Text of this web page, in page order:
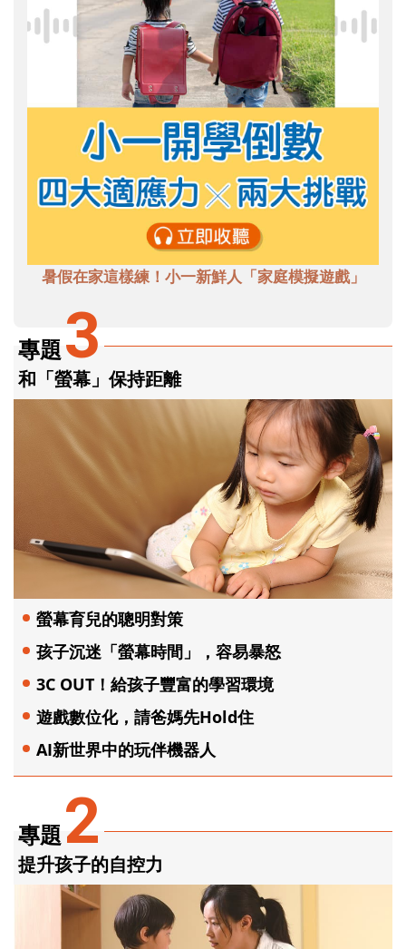
暑假在家這樣練！小一新鮮人「家庭模擬遊戲」
專題2
提升孩子的自控力
專題3
和「螢幕」保持距離
螢幕育兒的聰明對策
孩子沉迷「螢幕時間」，容易暴怒
3C OUT！給孩子豐富的學習環境
遊戲數位化，請爸媽先Hold住
AI新世界中的玩伴機器人